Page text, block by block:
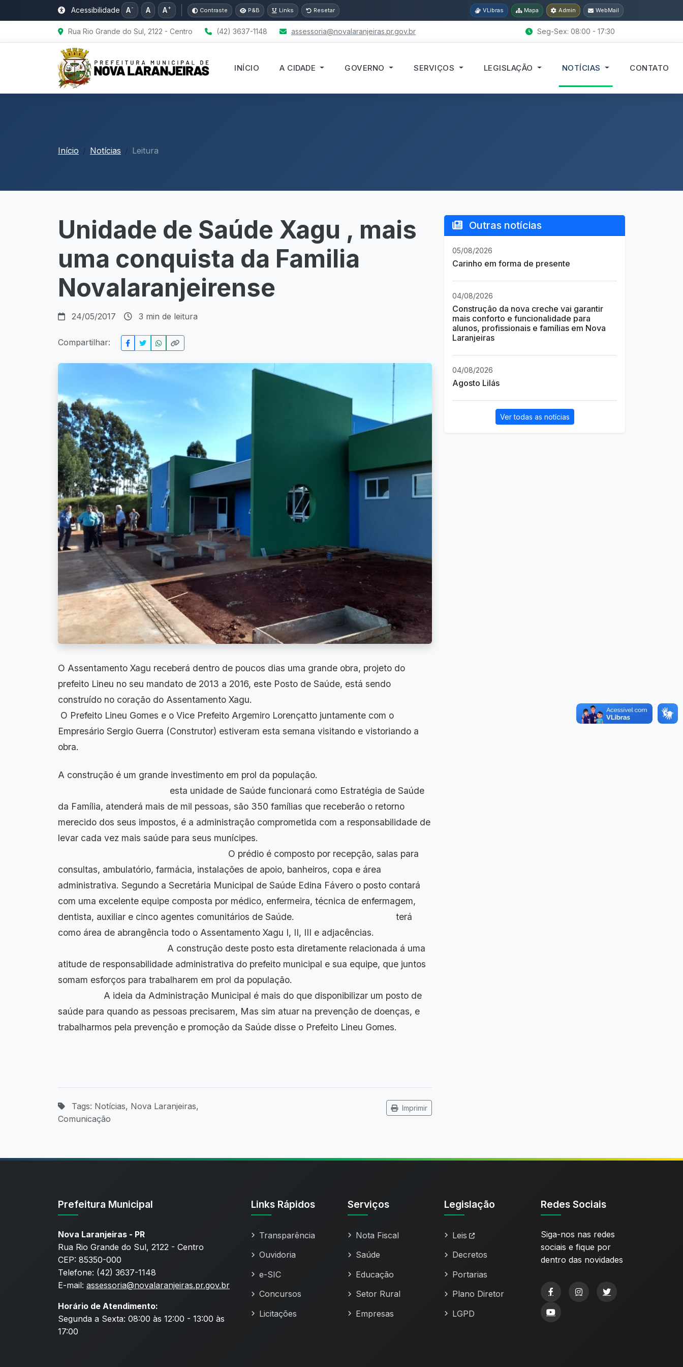
Acessibilidade A- A A+ Contraste P&B Links Resetar VLibras Mapa Admin WebMail
Rua Rio Grande do Sul, 2122 - Centro (42) 3637-1148 assessoria@novalaranjeiras.pr.gov.br Seg-Sex: 08:00 - 17:30
INÍCIO A CIDADE GOVERNO SERVIÇOS LEGISLAÇÃO NOTÍCIAS CONTATO
Início Notícias Leitura
Unidade de Saúde Xagu , mais
uma conquista da Familia
Novalaranjeirense
24/05/2017 3 min de leitura
Compartilhar:
O Assentamento Xagu receberá dentro de poucos dias uma grande obra, projeto do
prefeito Lineu no seu mandato de 2013 a 2016, este Posto de Saúde, está sendo
construído no coração do Assentamento Xagu.
O Prefeito Lineu Gomes e o Vice Prefeito Argemiro Lorençatto juntamente com o
Empresário Sergio Guerra (Construtor) estiveram esta semana visitando e vistoriando a
obra.
A construção é um grande investimento em prol da população.
esta unidade de Saúde funcionará como Estratégia de Saúde
da Família, atenderá mais de mil pessoas, são 350 famílias que receberão o retorno
merecido dos seus impostos, é a administração comprometida com a responsabilidade de
levar cada vez mais saúde para seus munícipes.
O prédio é composto por recepção, salas para
consultas, ambulatório, farmácia, instalações de apoio, banheiros, copa e área
administrativa. Segundo a Secretária Municipal de Saúde Edina Fávero o posto contará
com uma excelente equipe composta por médico, enfermeira, técnica de enfermagem,
dentista, auxiliar e cinco agentes comunitários de Saúde. terá
como área de abrangência todo o Assentamento Xagu I, II, III e adjacências.
A construção deste posto esta diretamente relacionada á uma
atitude de responsabilidade administrativa do prefeito municipal e sua equipe, que juntos
somam esforços para trabalharem em prol da população.
A ideia da Administração Municipal é mais do que disponibilizar um posto de
saúde para quando as pessoas precisarem, Mas sim atuar na prevenção de doenças, e
trabalharmos pela prevenção e promoção da Saúde disse o Prefeito Lineu Gomes.
Tags: Notícias, Nova Laranjeiras,
Comunicação
Imprimir
Outras notícias
05/08/2026
Carinho em forma de presente
04/08/2026
Construção da nova creche vai garantir
mais conforto e funcionalidade para
alunos, profissionais e famílias em Nova
Laranjeiras
04/08/2026
Agosto Lilás
Ver todas as notícias
Prefeitura Municipal
Nova Laranjeiras - PR
Rua Rio Grande do Sul, 2122 - Centro
CEP: 85350-000
Telefone: (42) 3637-1148
E-mail: assessoria@novalaranjeiras.pr.gov.br
Horário de Atendimento:
Segunda a Sexta: 08:00 às 12:00 - 13:00 às
17:00
Links Rápidos
Transparência
Ouvidoria
e-SIC
Concursos
Licitações
Serviços
Nota Fiscal
Saúde
Educação
Setor Rural
Empresas
Legislação
Leis
Decretos
Portarias
Plano Diretor
LGPD
Redes Sociais
Siga-nos nas redes
sociais e fique por
dentro das novidades